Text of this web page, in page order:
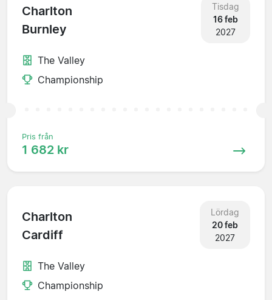
Charlton
Burnley
Tisdag
16 feb
2027
The Valley
Championship
Pris från
1 682 kr
Charlton
Cardiff
Lördag
20 feb
2027
The Valley
Championship